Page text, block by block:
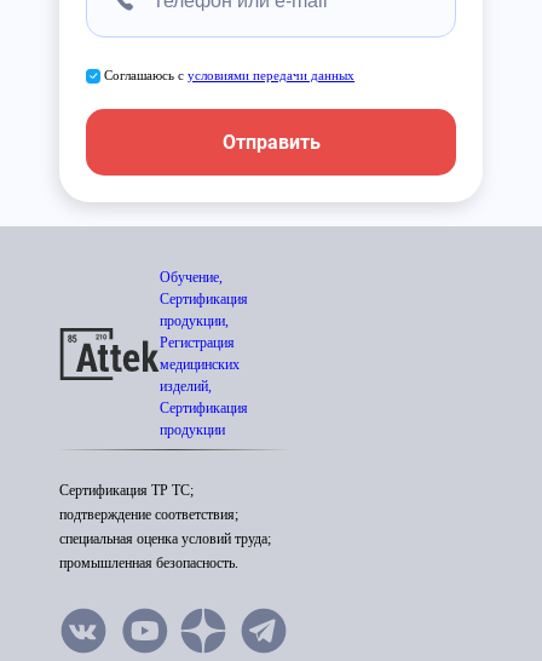
Соглашаюсь с условиями передачи данных
Отправить
Обучение,
Сертификация
продукции,
Регистрация
медицинских
изделий,
Сертификация
продукции
Сертификация ТР ТС;
подтверждение соответствия;
специальная оценка условий труда;
промышленная безопасность.